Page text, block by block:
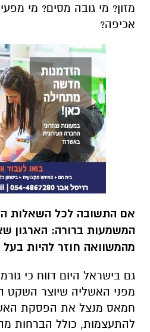
מזון? מי גובה מסים? מי
אכיפה?
אם התשובה לכל השאלות
המשמעות ברורה: הארגון
מהמשוואה חוזר להיות בעל
גם בישראל היום דווח כי
מפני האשליה שיוצר השקט
חמאס מנצל את הפסקת האש
להתעצמות, כולל הברחות